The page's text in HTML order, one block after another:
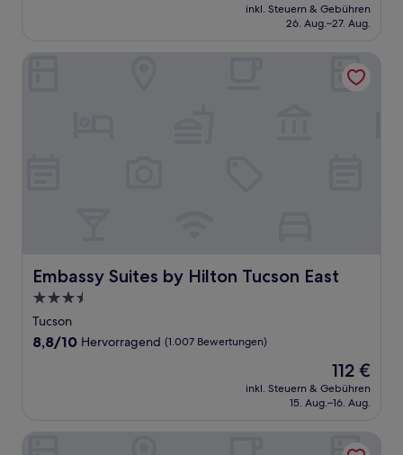
Bewertungen)
Preis
beträgt
inkl. Steuern & Gebühren
26. Aug.–27. Aug.
Embassy Suites by Hilton Tucson East
Embassy Suites by Hilton Tucson East
3.5-
Sterne-
Unterkunft
Tucson
8.8
8,8/10 Hervorragend (1.007 Bewertungen)
Der
Preis
beträgt
112 €
inkl. Steuern & Gebühren
15. Aug.–16. Aug.